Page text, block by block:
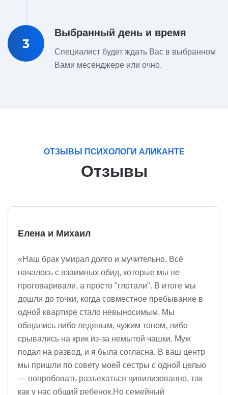
3
Выбранный день и время
Специалист будет ждать Вас в выбранном
Вами месенджере или очно.
ОТЗЫВЫ ПСИХОЛОГИ АЛИКАНТЕ
Отзывы
Елена и Михаил
«Наш брак умирал долго и мучительно. Всё
началось с взаимных обид, которые мы не
проговаривали, а просто "глотали". В итоге мы
дошли до точки, когда совместное пребывание в
одной квартире стало невыносимым. Мы
общались либо ледяным, чужим тоном, либо
срывались на крик из-за немытой чашки. Муж
подал на развод, и я была согласна. В ваш центр
мы пришли по совету моей сестры с одной целью
— попробовать разъехаться цивилизованно, так
как у нас общий ребенок.Но семейный